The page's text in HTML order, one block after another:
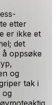
etter
er ikke et
det
å oppsøke
og
tak i
og